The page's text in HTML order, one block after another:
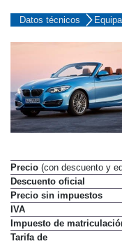
Datos técnicos
Precio (con descuento y
Descuento oficial
Precio sin impuestos
IVA
Impuesto de
Tarifa de